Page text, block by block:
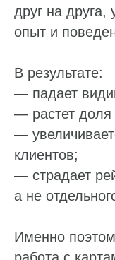
друг на друга,
опыт и
В результате:
— падает
— растет доля
—
клиентов;
— страдает
а не
Именно